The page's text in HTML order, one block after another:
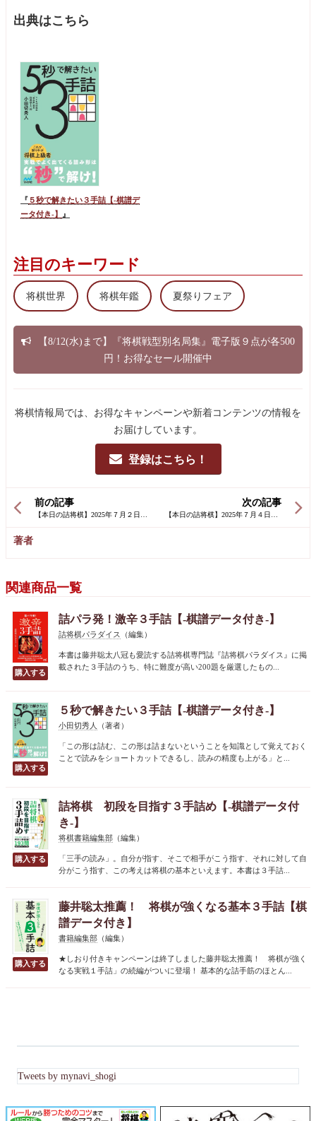
出典はこちら
『 ５秒で解きたい３手詰【-棋譜デ
ータ付き-】
』
注目のキーワード
将棋世界 将棋年鑑 夏祭りフェア
【8/12(水)まで】『将棋戦型別名局集』電子版９点が各500
円！お得なセール開催中
将棋情報局では、お得なキャンペーンや新着コンテンツの情報を
お届けしています。
登録はこちら！
次の記事
前の記事
著者
関連商品一覧
詰パラ発！激辛３手詰【-棋譜データ付き-】
詰将棋パラダイス （編集）
本書は藤井聡太八冠も愛読する詰将棋専門誌『詰将棋パラダイス』に掲
載された３手詰のうち、特に難度が高い200題を厳選したもの...
５秒で解きたい３手詰【-棋譜データ付き-】
小田切秀人 （著者）
「この形は詰む、この形は詰まないということを知識として覚えておく
ことで読みをショートカットできるし、読みの精度も上がる」と...
詰将棋 初段を目指す３手詰め【-棋譜データ付
き-】
将棋書籍編集部 （編集）
「三手の読み」。自分が指す、そこで相手がこう指す、それに対して自
分がこう指す、この考えは将棋の基本といえます。本書は３手詰...
藤井聡太推薦！ 将棋が強くなる基本３手詰【棋
譜データ付き】
書籍編集部 （編集）
★しおり付きキャンペーンは終了しました藤井聡太推薦！ 将棋が強く
なる実戦１手詰」の続編がついに登場！ 基本的な詰手筋のほとん...
Tweets by mynavi_shogi